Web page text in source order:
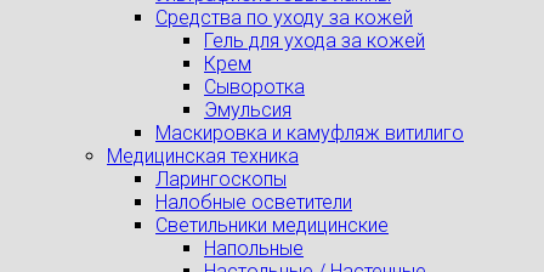
Средства по уходу за кожей
Гель для ухода за кожей
Крем
Сыворотка
Эмульсия
Маскировка и камуфляж витилиго
Медицинская техника
Ларингоскопы
Налобные осветители
Светильники медицинские
Напольные